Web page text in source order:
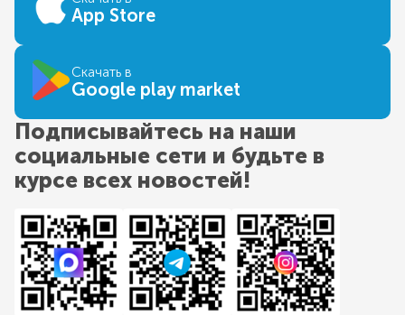
App Store
Скачать в
Google play market
Подписывайтесь на наши
социальные сети и будьте в
курсе всех новостей!